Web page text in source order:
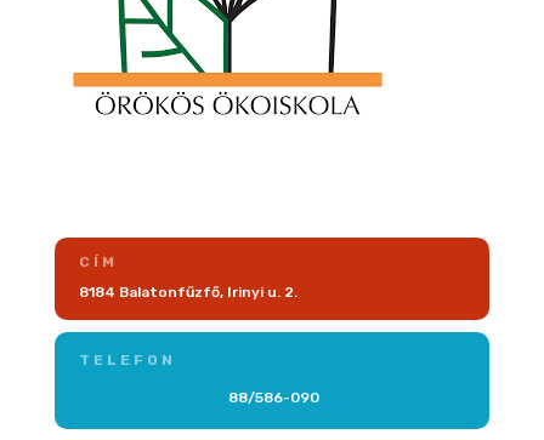
CÍM
8184 Balatonfűzfő, Irinyi u. 2.
TELEFON
88/586-090